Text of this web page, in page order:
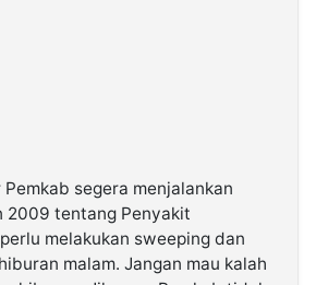
Pemkab segera menjalankan
2009 tentang Penyakit
melakukan sweeping dan
malam. Jangan mau kalah